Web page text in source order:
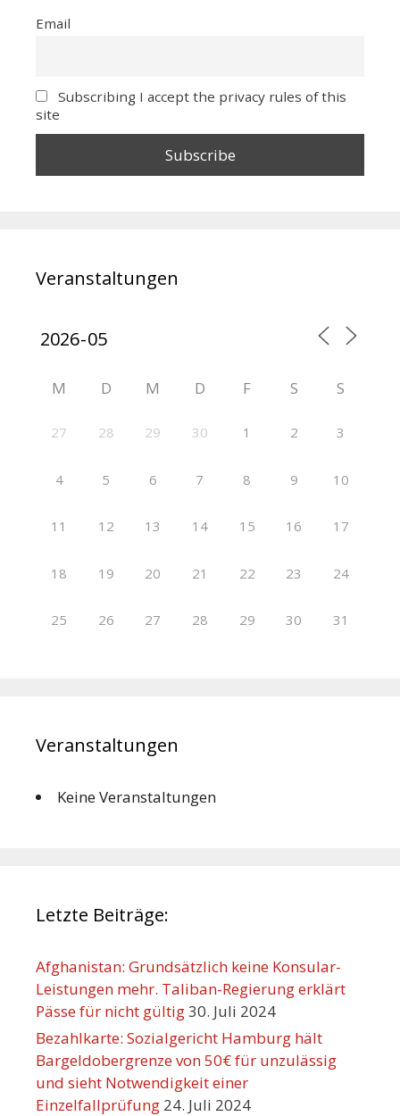
Email
Subscribing I accept the privacy rules of this
site
Veranstaltungen
M D M D F S S
27 28 29 30 1 2 3
4 5 6 7 8 9 10
11 12 13 14 15 16 17
18 19 20 21 22 23 24
25 26 27 28 29 30 31
Veranstaltungen
Keine Veranstaltungen
Letzte Beiträge:
Afghanistan: Grundsätzlich keine Konsular-
Leistungen mehr. Taliban-Regierung erklärt
Pässe für nicht gültig30. Juli 2024
Bezahlkarte: Sozialgericht Hamburg hält
Bargeldobergrenze von 50€ für unzulässig
und sieht Notwendigkeit einer
Einzelfallprüfung 24. Juli 2024